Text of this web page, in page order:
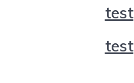
test
test